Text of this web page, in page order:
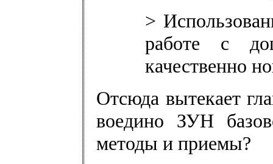
>
работе с
качественно
Отсюда вытекает
воедино ЗУН
методы и приемы?